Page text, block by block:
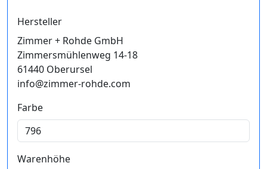
Hersteller
Zimmer + Rohde GmbH
Zimmersmühlenweg 14-18
61440 Oberursel
info@zimmer-rohde.com
Farbe
Warenhöhe